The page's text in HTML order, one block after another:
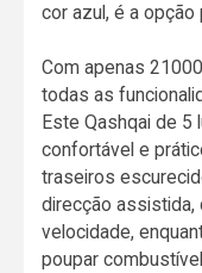
cor azul, é a opção
Com apenas
todas as
Este Qashqai de
confortável e
traseiros
direcção assistida,
velocidade,
poupar